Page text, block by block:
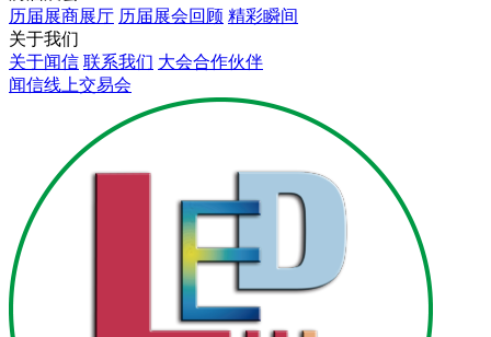
历届展商展厅 历届展会回顾 精彩瞬间
关于我们
关于闻信 联系我们 大会合作伙伴
闻信线上交易会